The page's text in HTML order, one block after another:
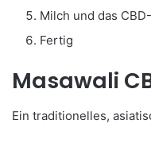
Milch und das
Fertig
Masawali
Ein traditionelles,